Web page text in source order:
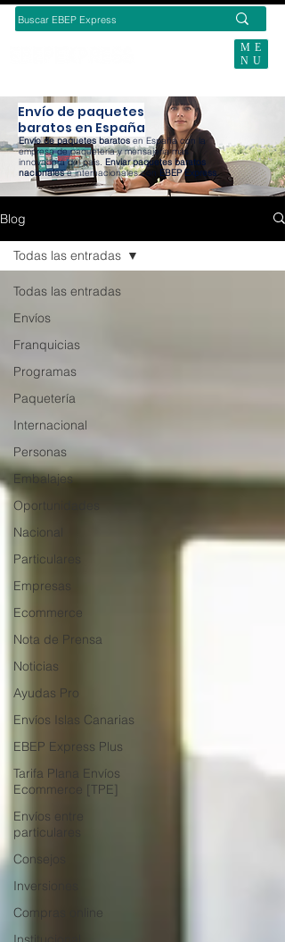
ME
NU
Envío de paquetes
baratos en España
Envío de paquetes baratos en España con la
empresa de paquetería y mensajería más
innovadora del país. Enviar paquetes baratos
nacionalese internacionales con EBEP Express.
Blog
Todas las entradas
Envíos
Franquicias
Programas
Paquetería
Internacional
Personas
Embalajes
Oportunidades
Nacional
Particulares
Empresas
Ecommerce
Nota de Prensa
Noticias
Ayudas Pro
Envíos Islas Canarias
EBEP Express Plus
Tarifa Plana Envíos
Ecommerce [TPE]
Envíos entre
particulares
Consejos
Inversiones
Compras online
Todas las entradas